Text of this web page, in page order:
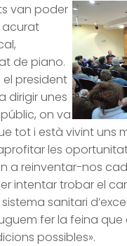
van poder
acurat
de piano.
president
dirigir unes
on va
tot i està vivint uns
les
a reinventar-nos
intentar trobar el
sanitari
fer la feina que
possibles».